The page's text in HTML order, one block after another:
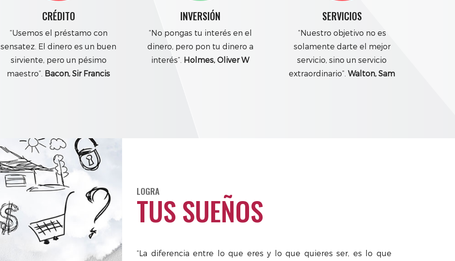
CRÉDITO
“Usemos el préstamo con
sensatez. El dinero es un buen
sirviente, pero un pésimo
maestro”. Bacon, Sir Francis
INVERSIÓN
“No pongas tu interés en el
dinero, pero pon tu dinero a
interés”. Holmes, Oliver W
SERVICIOS
“Nuestro objetivo no es
solamente darte el mejor
servicio, sino un servicio
extraordinario”.Walton, Sam
LOGRA
TUS SUEÑOS
“La diferencia entre lo que eres y lo que quieres ser, es lo que